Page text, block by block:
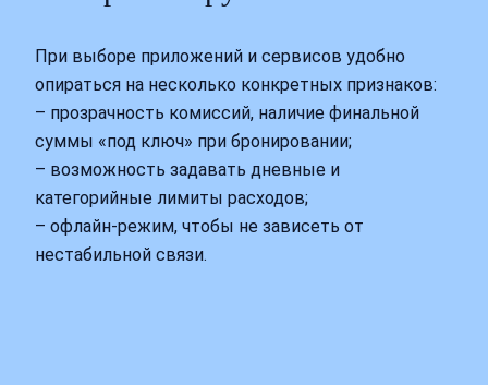
При выборе приложений и сервисов удобно
опираться на несколько конкретных признаков:
– прозрачность комиссий, наличие финальной
суммы «под ключ» при бронировании;
– возможность задавать дневные и
категорийные лимиты расходов;
– офлайн‑режим, чтобы не зависеть от
нестабильной связи.